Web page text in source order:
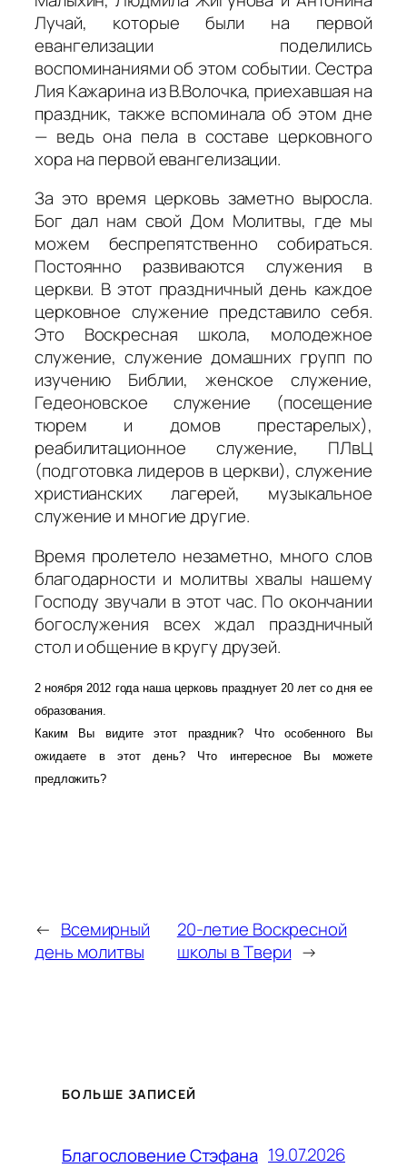
Лучай, которые были на первой
евангелизации поделились
воспоминаниями об этом событии. Сестра
Лия Кажарина из В.Волочка, приехавшая на
праздник, также вспоминала об этом дне
— ведь она пела в составе церковного
хора на первой евангелизации.
За это время церковь заметно выросла.
Бог дал нам свой Дом Молитвы, где мы
можем беспрепятственно собираться.
Постоянно развиваются служения в
церкви. В этот праздничный день каждое
церковное служение представило себя.
Это Воскресная школа, молодежное
служение, служение домашних групп по
изучению Библии, женское служение,
Гедеоновское служение (посещение
тюрем и домов престарелых),
реабилитационное служение, ПЛвЦ
(подготовка лидеров в церкви), служение
христианских лагерей, музыкальное
служение и многие другие.
Время пролетело незаметно, много слов
благодарности и молитвы хвалы нашему
Господу звучали в этот час. По окончании
богослужения всех ждал праздничный
стол и общение в кругу друзей.
2 ноября 2012 года наша церковь празднует 20 лет со дня ее
образования.
Каким Вы видите этот праздник? Что особенного Вы
ожидаете в этот день? Что интересное Вы можете
предложить?
← Всемирный
день молитвы
20-летие Воскресной
школы в Твери →
БОЛЬШЕ ЗАПИСЕЙ
Благословение Стэфана 19.07.2026